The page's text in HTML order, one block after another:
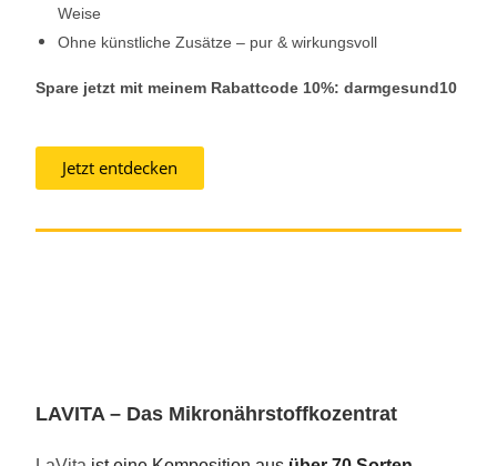
Weise
Ohne künstliche Zusätze – pur & wirkungsvoll
Spare jetzt mit meinem Rabattcode 10%: darmgesund10
Jetzt entdecken
LAVITA – Das Mikronährstoffkozentrat